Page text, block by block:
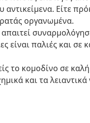
Είτε
οργανωμένα.
απαιτεί
είναι παλιές και
το κομοδίνο σε
και τα